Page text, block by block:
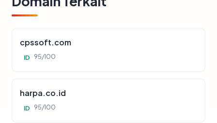
cpssoft.com
ID 95/100
harpa.co.id
ID 95/100